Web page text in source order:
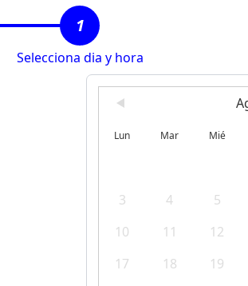
1
Selecciona dia y hora
Lun Mar Mié
3
4 5
10
11 12
17
18 19